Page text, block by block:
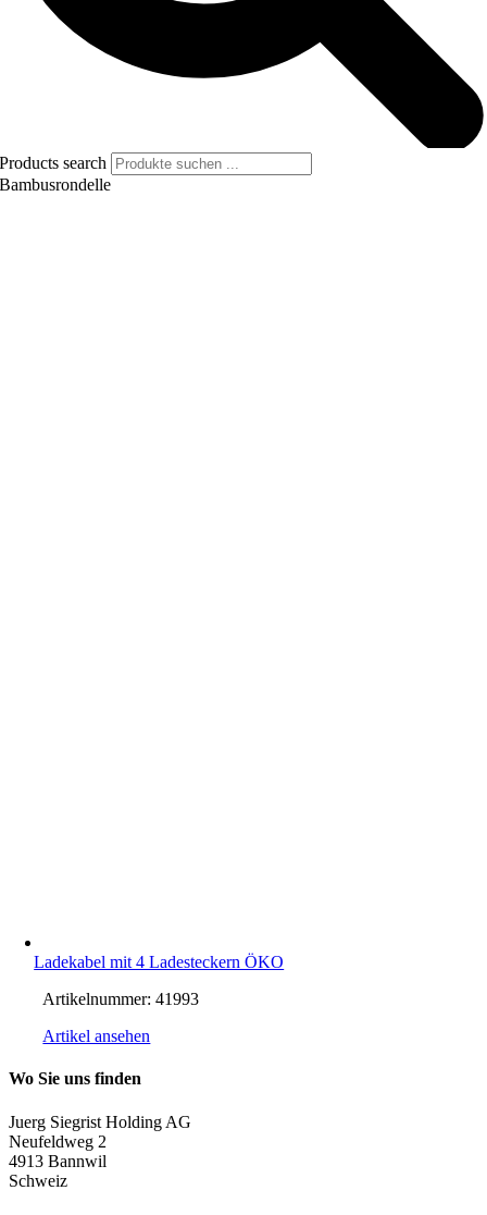
Products search
Bambusrondelle
Ladekabel mit 4 Ladesteckern ÖKO
Artikelnummer:41993
Artikel ansehen
Wo Sie uns finden
Juerg Siegrist Holding AG
Neufeldweg 2
4913 Bannwil
Schweiz